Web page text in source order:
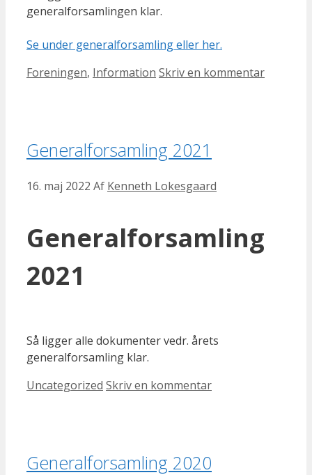
generalforsamlingen klar.
Se under generalforsamling eller her.
Kategorier
Foreningen, Information Skriv en kommentar
Generalforsamling 2021
16. maj 2022 Af Kenneth Lokesgaard
Generalforsamling
2021
Så ligger alle dokumenter vedr. årets
generalforsamling klar.
Kategorier
Uncategorized Skriv en kommentar
Generalforsamling 2020